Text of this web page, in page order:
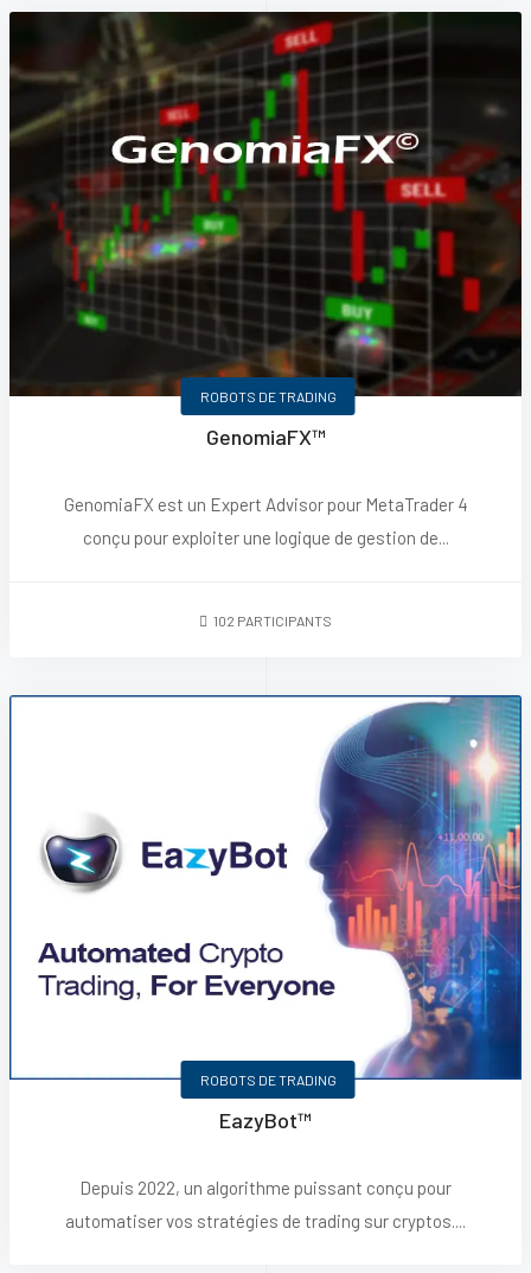
ROBOTS DE TRADING
GenomiaFX™
GenomiaFX est un Expert Advisor pour MetaTrader 4
conçu pour exploiter une logique de gestion de...
102 PARTICIPANTS
ROBOTS DE TRADING
EazyBot™
Depuis 2022, un algorithme puissant conçu pour
automatiser vos stratégies de trading sur cryptos....